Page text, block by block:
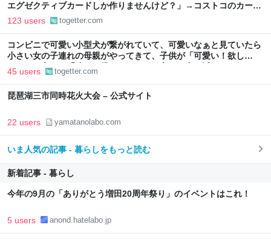
エグゼクティブカードしか作りませんけど？」→コストコのカード
勧誘はやたら圧が強いが、本当にお得なの？
123 users togetter.com
コンビニで可愛い小型犬が繋がれていて、可愛いなぁと見ていたら
小さい女の子連れの母親がやってきて、子供が「可愛い！欲し
い！」と言うと「連れて帰ろうか？」と言って犬に近づいて行った
45 users togetter.com
琵琶湖三市同時花火大会 – 公式サイト
22 users yamatanolabo.com
いま人気の記事 - 暮らしをもっと読む
新着記事 - 暮らし
今年の9月の「ありがとう増田20周年祭り」のイベントはこれ！
5 users anond.hatelabo.jp